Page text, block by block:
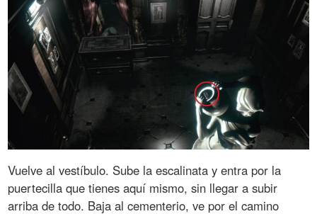
Vuelve al vestíbulo. Sube la escalinata y entra por la
puertecilla que tienes aquí mismo, sin llegar a subir
arriba de todo. Baja al cementerio, ve por el camino